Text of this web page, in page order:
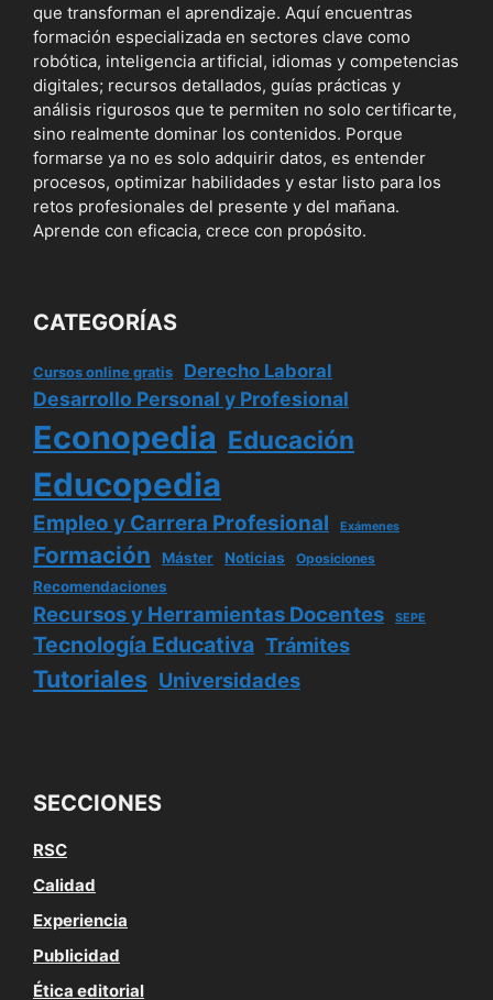
que transforman el aprendizaje. Aquí encuentras
formación especializada en sectores clave como
robótica, inteligencia artificial, idiomas y competencias
digitales; recursos detallados, guías prácticas y
análisis rigurosos que te permiten no solo certificarte,
sino realmente dominar los contenidos. Porque
formarse ya no es solo adquirir datos, es entender
procesos, optimizar habilidades y estar listo para los
retos profesionales del presente y del mañana.
Aprende con eficacia, crece con propósito.
CATEGORÍAS
Cursos online gratis Derecho Laboral
Desarrollo Personal y Profesional
Econopedia Educación
Educopedia
Empleo y Carrera Profesional Exámenes
Formación Máster Noticias Oposiciones
Recomendaciones
Recursos y Herramientas Docentes SEPE
Tecnología Educativa Trámites
Tutoriales Universidades
SECCIONES
RSC
Calidad
Experiencia
Publicidad
Ética editorial